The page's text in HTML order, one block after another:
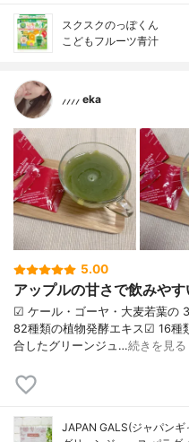
スクスクのっぽくん
こどもフルーツ青汁
⸝⸝⸝⸝ eka
5.00
アップルの甘さで飲みや
☑︎ ケール・ゴーヤ・大麦若葉の
82種類の植物発酵エキス☑︎ 16種
合したグリーンジュ…続きを見る
JAPAN GALS(ジャパンギ